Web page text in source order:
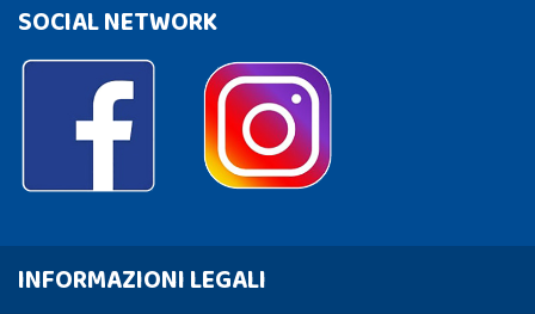
SOCIAL NETWORK
INFORMAZIONI LEGALI